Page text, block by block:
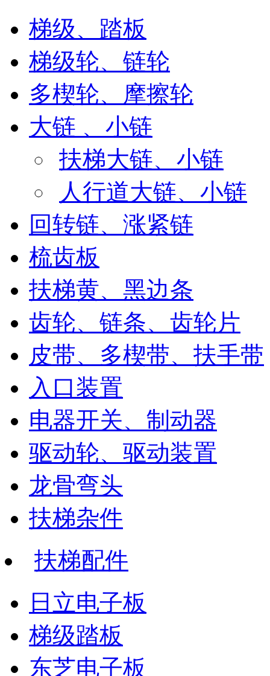
梯级、踏板
梯级轮、链轮
多楔轮、摩擦轮
大链 、小链
扶梯大链、小链
人行道大链、小链
回转链、涨紧链
梳齿板
扶梯黄、黑边条
齿轮、链条、齿轮片
皮带、多楔带、扶手带
入口装置
电器开关、制动器
驱动轮、驱动装置
龙骨弯头
扶梯杂件
扶梯配件
日立电子板
梯级踏板
东芝电子板